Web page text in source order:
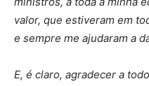
valor, que estiveram em
e sempre me ajudaram a
E, é claro, agradecer a